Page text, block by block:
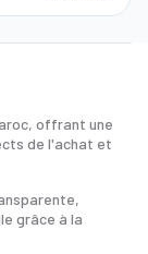
offrant une
de l'achat et
grâce à la